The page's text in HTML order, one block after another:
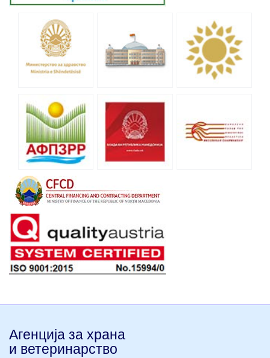
Агенција за храна
и ветеринарство